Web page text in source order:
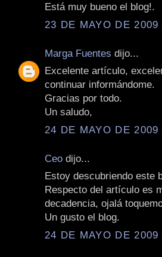
Está muy bueno el blog!.
23 DE MAYO DE 2009
Marga Fuentes dijo...
Excelente artículo,
continuar informándome.
Gracias por todo.
Un saludo,
24 DE MAYO DE
Ceo dijo...
Estoy descubriendo este
Respecto del artículo es
decadencia, ojalá
Un gusto el blog.
24 DE MAYO DE 2009